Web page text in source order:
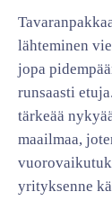
lähteminen
jopa
runsaasti
tärkeää
maailmaa,
yrityksenne